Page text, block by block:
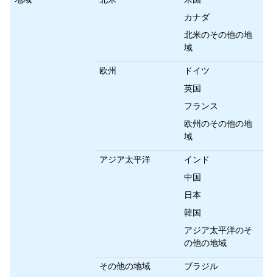
カナダ
北米のその他の地
域
欧州
ドイツ
英国
フランス
欧州のその他の地
域
アジア太平洋
インド
中国
日本
韓国
アジア太平洋のそ
の他の地域
その他の地域
ブラジル